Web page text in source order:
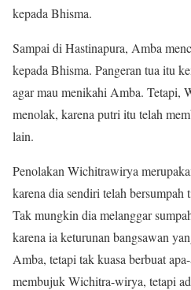
kepada Bhisma.
Sampai di Hastinapura, Amba
kepada Bhisma. Pangeran tua itu
agar mau menikahi Amba. Tetapi,
menolak, karena putri itu telah
lain.
Penolakan Wichitrawirya
karena dia sendiri telah bersumpah
Tak mungkin dia melanggar
karena ia keturunan bangsawan
Amba, tetapi tak kuasa berbuat
membujuk Wichitra-wirya, tetapi